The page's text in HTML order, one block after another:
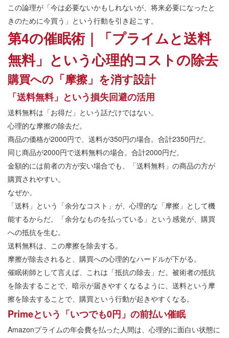
この論理が「今は必要ないかもしれないが、将来必要になったと
きのために今買う」という行動を引き起こす。
第4の催眠術｜「プライムと送料
無料」という心理的コストの除去
購買への「摩擦」を消す設計
「送料無料」という損失回避の活用
送料無料は「お得だ」という話だけではない。
心理的な摩擦の除去だ。
商品の価格が2000円で、送料が350円の場合。合計2350円だ。
同じ商品が2000円で送料無料の場合。合計2000円だ。
金額的には前者の方が安い場合でも、「送料無料」の商品の方が
購買されやすい。
なぜか。
「送料」という「余分なコスト」が、心理的な「摩擦」として機
能するからだ。「余分なものを払っている」という感覚が、購買
への抵抗を生む。
送料無料は、この摩擦を除去する。
摩擦が除去されると、購買への心理的なハードルが下がる。
催眠術師として言えば、これは「抵抗の除去」だ。被術者の抵抗
を除去することで、暗示が届きやすくなるように、送料という摩
擦を除去することで、購買という行動が起きやすくなる。
Primeという「いつでも0円」の前払い催眠
Amazonプライムの年会費を払った人間は、心理的に面白い状態に